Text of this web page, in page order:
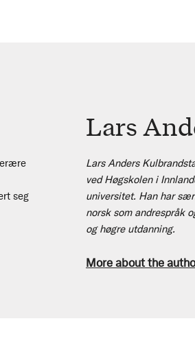
seg
Lars
Lars Anders
ved Høgskolen i
universitet. Han har
norsk som andrespråk
og høgre utdanning.
More about the